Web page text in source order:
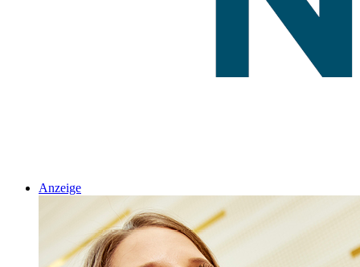
Anzeige